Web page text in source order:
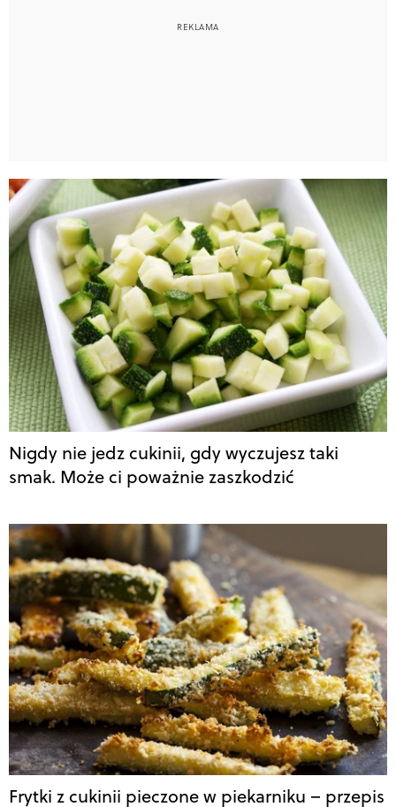
Nigdy nie jedz cukinii, gdy wyczujesz taki
smak. Może ci poważnie zaszkodzić
Frytki z cukinii pieczone w piekarniku – przepis